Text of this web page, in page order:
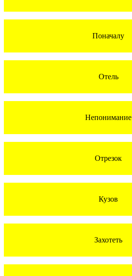
Поначалу
Отель
Непонимание
Отрезок
Кузов
Захотеть